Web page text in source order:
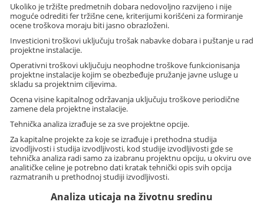
Ukoliko je tržište predmetnih dobara nedovoljno razvijeno i nije
moguće odrediti fer tržišne cene, kriterijumi korišćeni za formiranje
ocene troškova moraju biti jasno obrazloženi.
Investicioni troškovi uključuju trošak nabavke dobara i puštanje u rad
projektne instalacije.
Operativni troškovi uključuju neophodne troškove funkcionisanja
projektne instalacije kojim se obezbeđuje pružanje javne usluge u
skladu sa projektnim ciljevima.
Ocena visine kapitalnog održavanja uključuju troškove periodične
zamene dela projektne instalacije.
Tehnička analiza izrađuje se za sve projektne opcije.
Za kapitalne projekte za koje se izrađuje i prethodna studija
izvodljivosti i studija izvodljivosti, kod studije izvodljivosti gde se
tehnička analiza radi samo za izabranu projektnu opciju, u okviru ove
analitičke celine je potrebno dati kratak tehnički opis svih opcija
razmatranih u prethodnoj studiji izvodljivosti.
Analiza uticaja na životnu sredinu